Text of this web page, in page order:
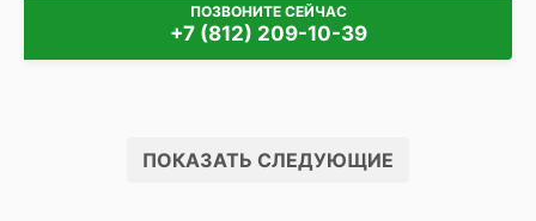
ПОЗВОНИТЕ СЕЙЧАС
+7 (812) 209-10-39
ПОКАЗАТЬ СЛЕДУЮЩИЕ